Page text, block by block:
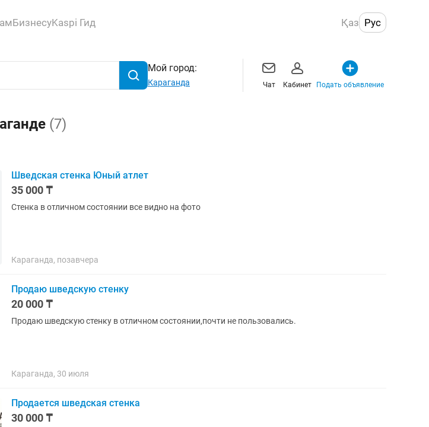
БизнесуKaspi Гид Қаз Рус
Мой город:
Караганда Чат Кабинет Подать объявление
(7)
Шведская стенка Юный атлет
35 000 ₸
Стенка в отличном состоянии все видно на фото
Караганда, позавчера
Продаю шведскую стенку
20 000 ₸
Продаю шведскую стенку в отличном состоянии,почти не пользовались.
Караганда, 30 июля
Продается шведская стенка
30 000 ₸